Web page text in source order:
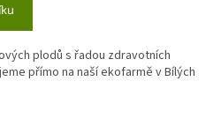
plodů s řadou zdravotních
přímo na naší ekofarmě v Bílých